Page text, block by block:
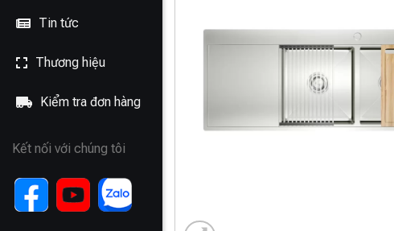
Tin tức
Thương hiệu
Kiểm tra đơn hàng
Kết nối với chúng tôi